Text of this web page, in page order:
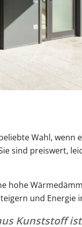
Fenster mit Rollladen
unsere Fensterbänke
Balkontür sichern
unsere Schüco-
unsere Smart-Slide-
modern
unsere SCHÜCO
Terrasse
unsere Solar-
unsere Doppeltore
unsere Sektionaltore
unsere Carports mit
Wahl, wenn
sind preiswert,
hohe
und Energie
Kunststoff